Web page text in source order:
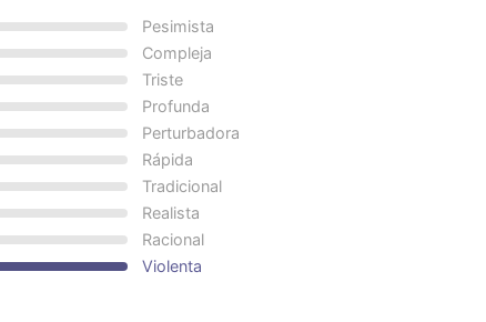
Pesimista
Compleja
Triste
Profunda
Perturbadora
Rápida
Tradicional
Realista
Racional
Violenta